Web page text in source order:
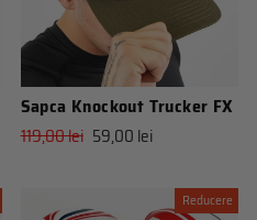
Sapca Knockout Trucker FX
Pret
119,00 lei Pret
59,00 lei
Reducere